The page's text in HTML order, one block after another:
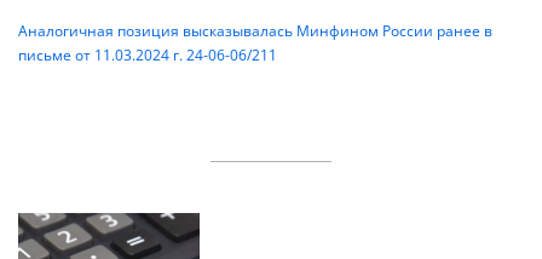
Аналогичная позиция высказывалась Минфином России ранее в
письме от 11.03.2024 г. 24-06-06/211